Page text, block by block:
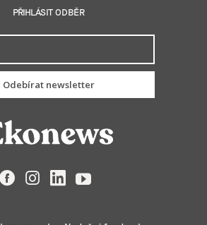
PŘIHLÁSIT ODBĚR
Odebírat newsletter
FacebookInstagramLinkedIn
YouTube